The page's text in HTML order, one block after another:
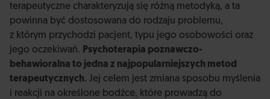
terapeutyczne charakteryzują się różną metodyką, a ta
powinna być dostosowana do rodzaju problemu,
z którym przychodzi pacjent, typu jego osobowości oraz
jego oczekiwań. Psychoterapia poznawczo-
behawioralna to jedna z najpopularniejszych metod
terapeutycznych. Jej celem jest zmiana sposobu myślenia
i reakcji na określone bodźce, które prowadzą do